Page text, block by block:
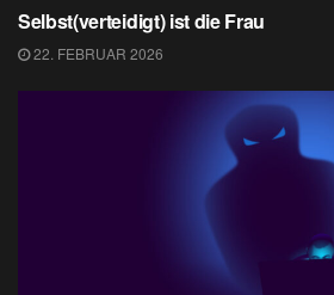
Selbst(verteidigt) ist die Frau
22. FEBRUAR 2026